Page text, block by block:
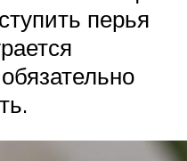
перья